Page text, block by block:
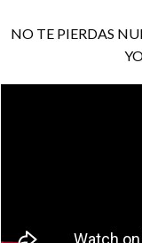
NO TE PIERDAS